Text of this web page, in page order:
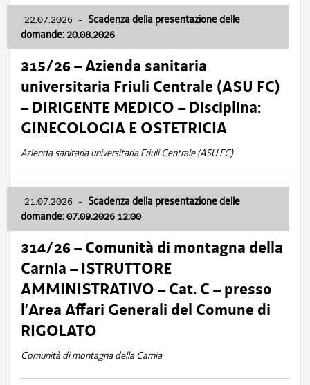
22.07.2026 - Scadenza della presentazione delle
domande: 20.08.2026
315/26 – Azienda sanitaria
universitaria Friuli Centrale (ASU FC)
– DIRIGENTE MEDICO – Disciplina:
GINECOLOGIA E OSTETRICIA
Azienda sanitaria universitaria Friuli Centrale (ASU FC)
21.07.2026 - Scadenza della presentazione delle
domande: 07.09.2026 12:00
314/26 – Comunità di montagna della
Carnia – ISTRUTTORE
AMMINISTRATIVO – Cat. C – presso
l’Area Affari Generali del Comune di
RIGOLATO
Comunità di montagna della Carnia